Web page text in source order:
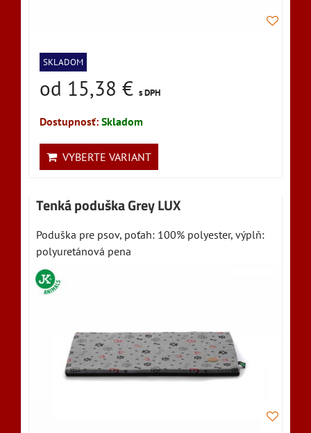
SKLADOM
od 15,38 € s DPH
Dostupnosť: Skladom
VYBERTE VARIANT
Tenká poduška Grey LUX
Poduška pre psov, poťah: 100% polyester, výplň:
polyuretánová pena